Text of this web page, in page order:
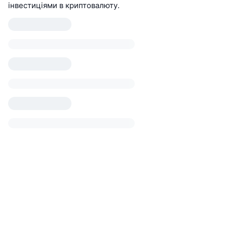
інвестиціями в криптовалюту.